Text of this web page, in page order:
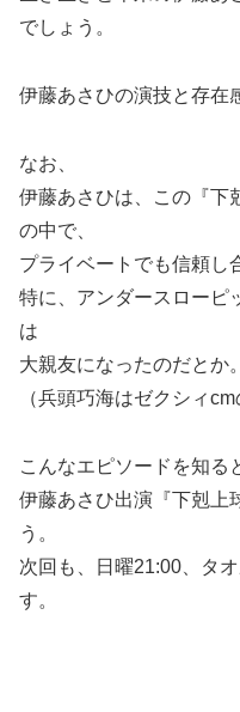
でしょう。
伊藤あさひの演技と存在
なお、
伊藤あさひは、この『下
の中で、
プライベートでも信頼し
特に、アンダースローピ
は
大親友になったのだとか。
（兵頭巧海はゼクシィ
こんなエピソードを知る
伊藤あさひ出演『下剋上
う。
次回も、日曜21:00、タ
す。